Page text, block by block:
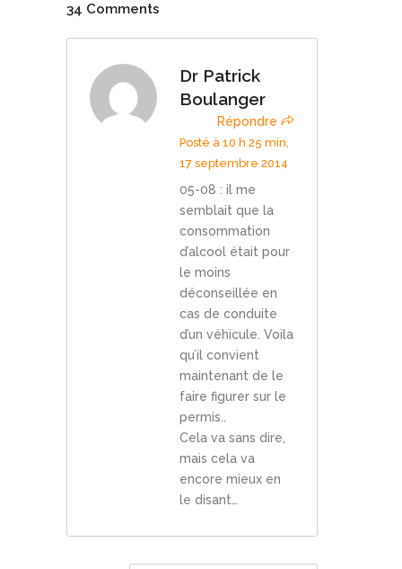
34 Comments
Dr Patrick
Boulanger
Répondre
Posté à 10 h 25 min,
17 septembre 2014
05-08 : il me
semblait que la
consommation
d’alcool était pour
le moins
déconseillée en
cas de conduite
d’un véhicule. Voila
qu’il convient
maintenant de le
faire figurer sur le
permis..
Cela va sans dire,
mais cela va
encore mieux en
le disant…